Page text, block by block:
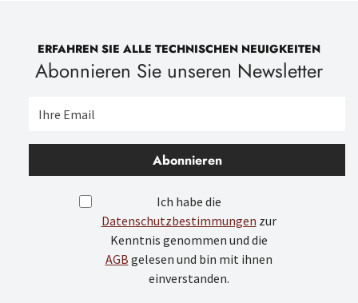
ERFAHREN SIE ALLE TECHNISCHEN NEUIGKEITEN
Abonnieren Sie unseren Newsletter
Abonnieren
Ich habe die
Datenschutzbestimmungen zur
Kenntnis genommen und die
AGB gelesen und bin mit ihnen
einverstanden.